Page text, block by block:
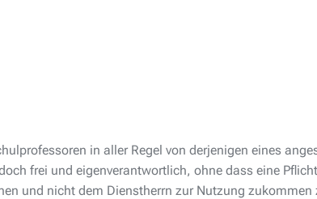
in aller Regel von derjenigen eines
frei und eigenverantwortlich, ohne dass eine
und nicht dem Dienstherrn zur Nutzung